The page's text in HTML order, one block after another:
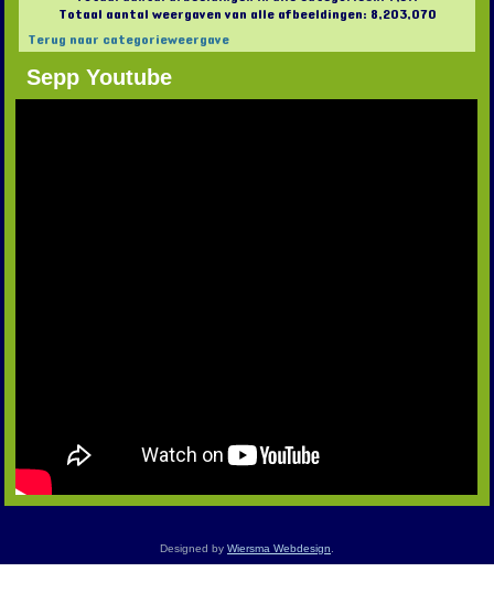
Totaal aantal weergaven van alle afbeeldingen: 8,203,070
Terug naar categorieweergave
Sepp Youtube
Designed by Wiersma Webdesign